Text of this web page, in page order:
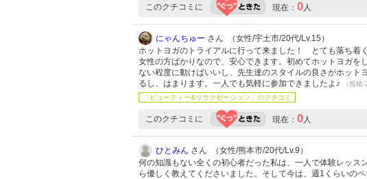
このクチコミに 現在： 0人
にゃんちゅー さん （女性/宇土市/20代/Lv.15）
ホットヨガのトライアルに行って来ました！ とても落ち着
女性の方ばかりなので、安心できます。初めてホットヨガ
ない程度に動けばいいし、先生達のスタイルの良さがホッ
るし、はまります。一人でも気軽に参加できましたよ♪
（投
「ビューティー&リラクゼーション」のクチコミ
このクチコミに 現在： 0人
ひとみん さん （女性/熊本市/20代/Lv.9）
何の知識もない全くの初心者だった私は、一人で体験レッ
ら優しく教えてくださいました。そして今は、週1くらい